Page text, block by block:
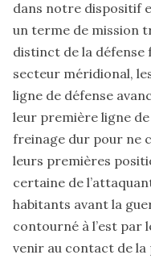
dans notre dispositif
un terme de mission
distinct de la défense
secteur méridional,
ligne de défense
leur première ligne
freinage dur pour ne
leurs premières
certaine de
habitants avant la
contourné à l’est par
venir au contact de